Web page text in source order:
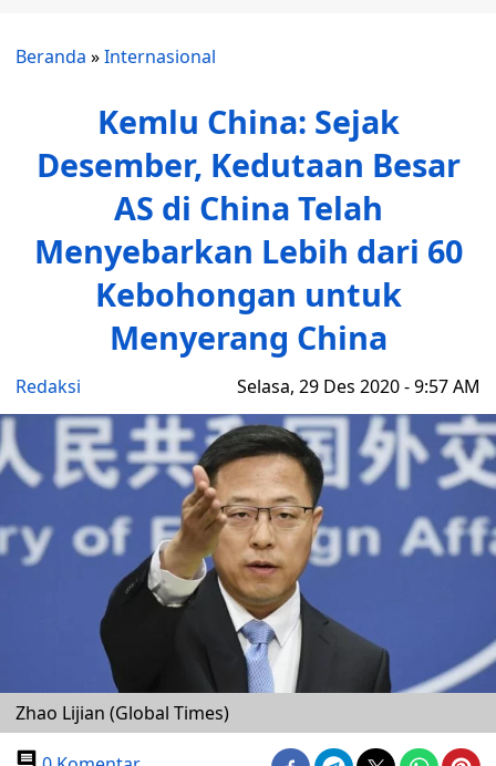
Beranda »Internasional
Kemlu China: Sejak
Desember, Kedutaan Besar
AS di China Telah
Menyebarkan Lebih dari 60
Kebohongan untuk
Menyerang China
Redaksi Selasa, 29 Des 2020 - 9:57 AM
Zhao Lijian (Global Times)